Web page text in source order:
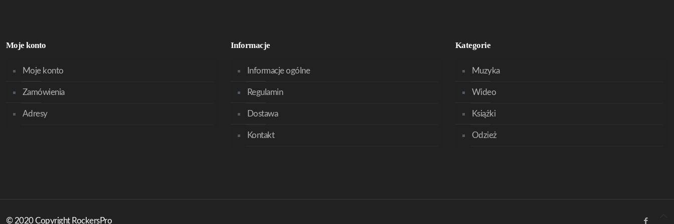
Moje konto
Moje konto
Zamówienia
Adresy
Informacje
Informacje ogólne
Regulamin
Dostawa
Kontakt
Kategorie
Muzyka
Wideo
Książki
Odzież
© 2020 Copyright RockersPro